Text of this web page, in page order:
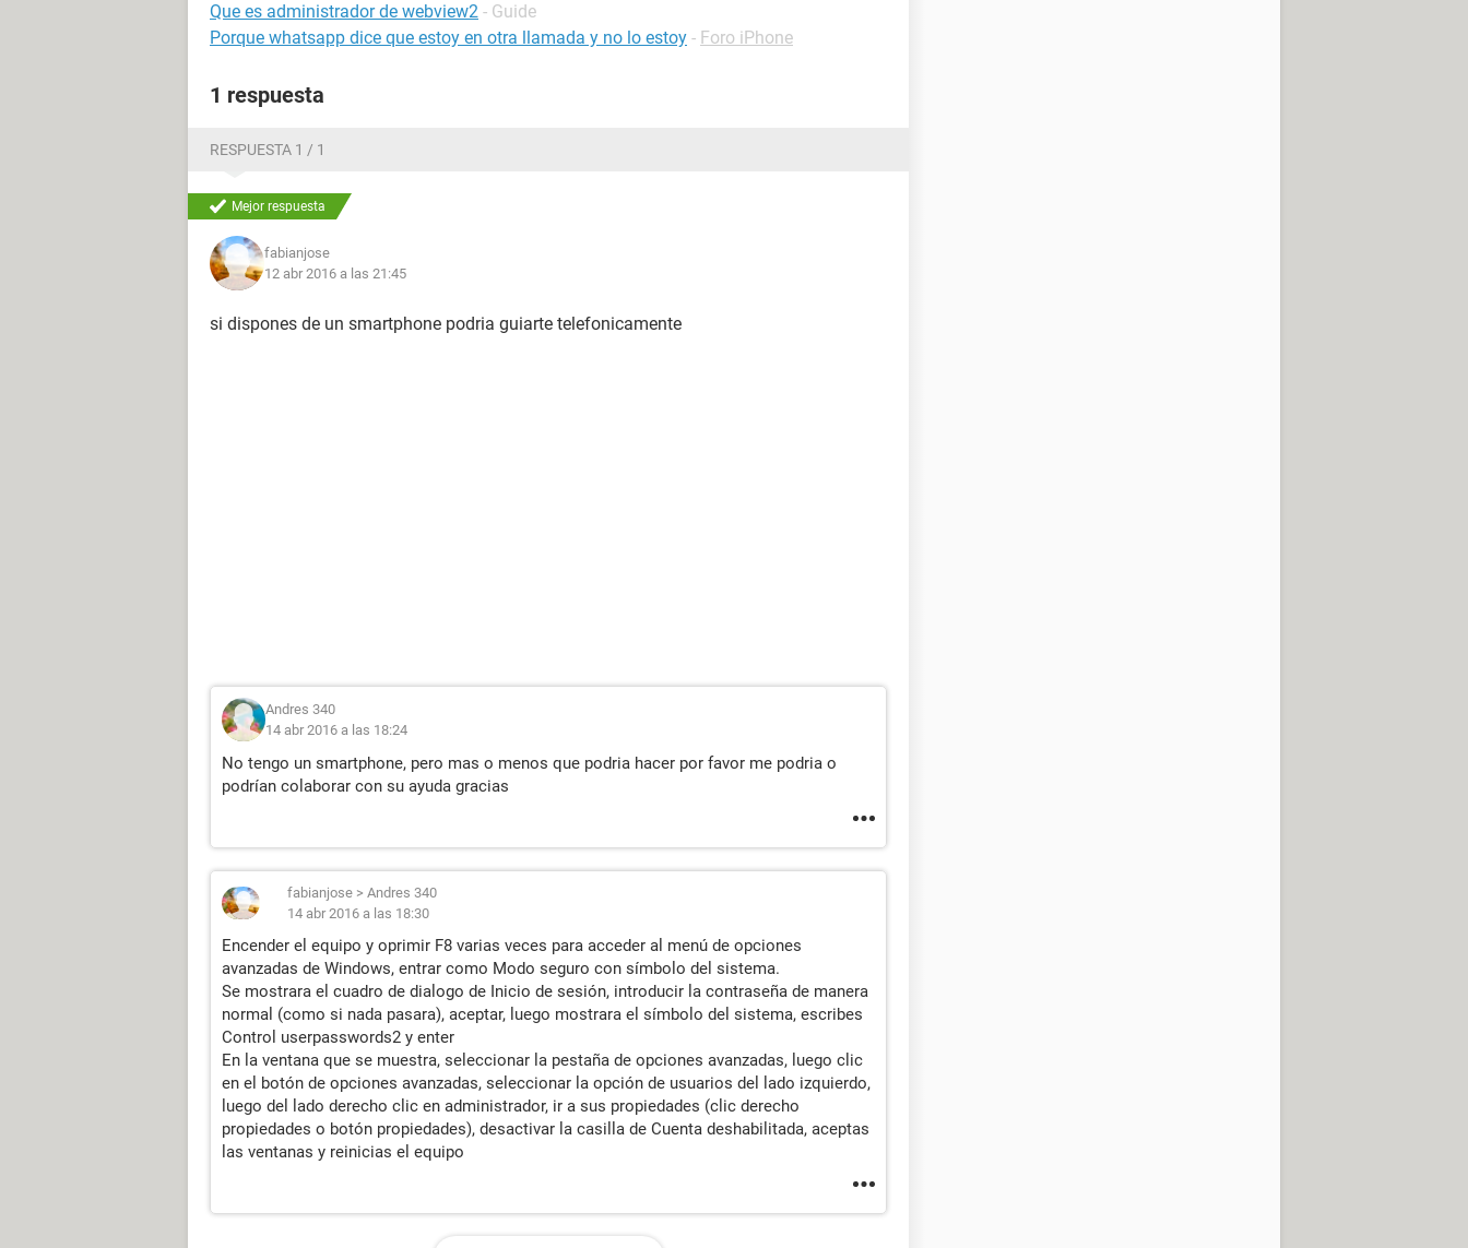
Que es administrador de webview2 - Guide
Porque whatsapp dice que estoy en otra llamada y no lo estoy - Foro iPhone
1 respuesta
RESPUESTA 1 / 1
Mejor respuesta
fabianjose
12 abr 2016 a las 21:45
si dispones de un smartphone podria guiarte telefonicamente
Andres 340
14 abr 2016 a las 18:24
No tengo un smartphone, pero mas o menos que podria hacer por favor me podria o
podrían colaborar con su ayuda gracias
fabianjose > Andres 340
14 abr 2016 a las 18:30
Encender el equipo y oprimir F8 varias veces para acceder al menú de opciones
avanzadas de Windows, entrar como Modo seguro con símbolo del sistema.
Se mostrara el cuadro de dialogo de Inicio de sesión, introducir la contraseña de manera
normal (como si nada pasara), aceptar, luego mostrara el símbolo del sistema, escribes
Control userpasswords2 y enter
En la ventana que se muestra, seleccionar la pestaña de opciones avanzadas, luego clic
en el botón de opciones avanzadas, seleccionar la opción de usuarios del lado izquierdo,
luego del lado derecho clic en administrador, ir a sus propiedades (clic derecho
propiedades o botón propiedades), desactivar la casilla de Cuenta deshabilitada, aceptas
las ventanas y reinicias el equipo